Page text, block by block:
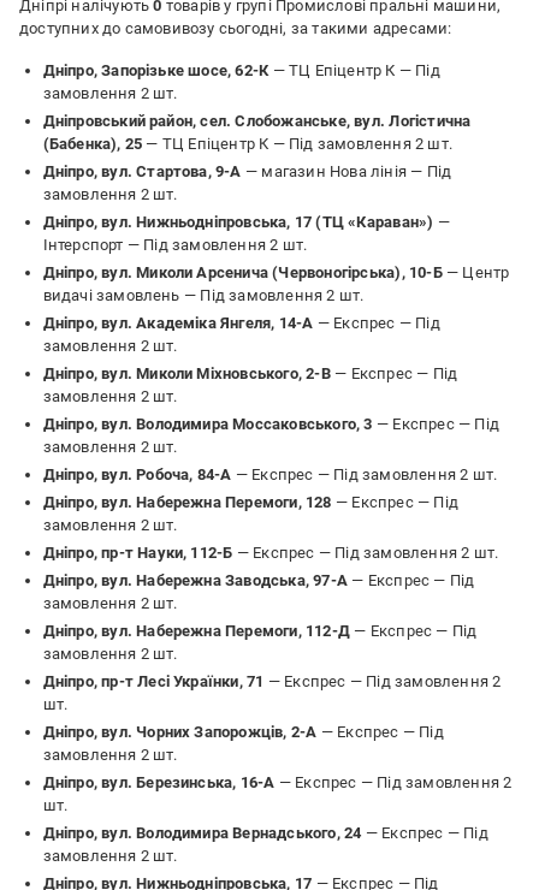
Дніпрі налічують0 товарів у групі Промислові пральні машини,
доступних до самовивозу сьогодні, за такими адресами:
Дніпро, Запорізьке шосе, 62-К— ТЦ Епіцентр К — Під
замовлення 2 шт.
Дніпровський район, сел. Слобожанське, вул. Логістична
(Бабенка), 25 — ТЦ Епіцентр К — Під замовлення 2 шт.
Дніпро, вул. Стартова, 9-А — магазин Нова лінія — Під
замовлення 2 шт.
Дніпро, вул. Нижньодніпровська, 17 (ТЦ «Караван») —
Інтерспорт — Під замовлення 2 шт.
Дніпро, вул. Миколи Арсенича (Червоногірська), 10-Б— Центр
видачі замовлень — Під замовлення 2 шт.
Дніпро, вул. Академіка Янгеля, 14-А — Експрес — Під
замовлення 2 шт.
Дніпро, вул. Миколи Міхновського, 2-В— Експрес — Під
замовлення 2 шт.
Дніпро, вул. Володимира Моссаковського, 3 — Експрес — Під
замовлення 2 шт.
Дніпро, вул. Робоча, 84-А — Експрес — Під замовлення 2 шт.
Дніпро, вул. Набережна Перемоги, 128 — Експрес — Під
замовлення 2 шт.
Дніпро, пр-т Науки, 112-Б — Експрес — Під замовлення 2 шт.
Дніпро, вул. Набережна Заводська, 97-А — Експрес — Під
замовлення 2 шт.
Дніпро, вул. Набережна Перемоги, 112-Д — Експрес — Під
замовлення 2 шт.
Дніпро, пр-т Лесі Українки, 71 — Експрес — Під замовлення 2
шт.
Дніпро, вул. Чорних Запорожців, 2-А — Експрес — Під
замовлення 2 шт.
Дніпро, вул. Березинська, 16-А — Експрес — Під замовлення 2
шт.
Дніпро, вул. Володимира Вернадського, 24 — Експрес — Під
замовлення 2 шт.
Дніпро, вул. Нижньодніпровська, 17 — Експрес — Під